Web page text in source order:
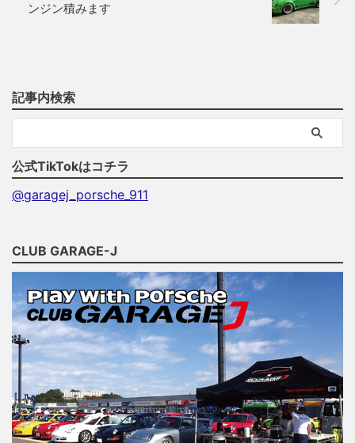
ンジン積みます
記事内検索
公式TikTokはコチラ
@garagej_porsche_911
CLUB GARAGE-J